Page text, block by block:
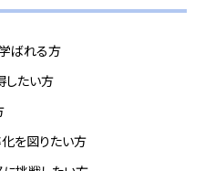
ばれる方
したい方
を図りたい方